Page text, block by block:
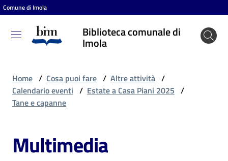
Vai al contenuto
Vai alla navigazione
Vai al footer
Comune di Imola
Biblioteca comunale di
Imola
Biblioteca
comunale
Cosa
Home / Cosa puoi fare / Altre attività /
Calendario eventi / Estate a Casa Piani 2025 /
Tane e capanne
Multimedia